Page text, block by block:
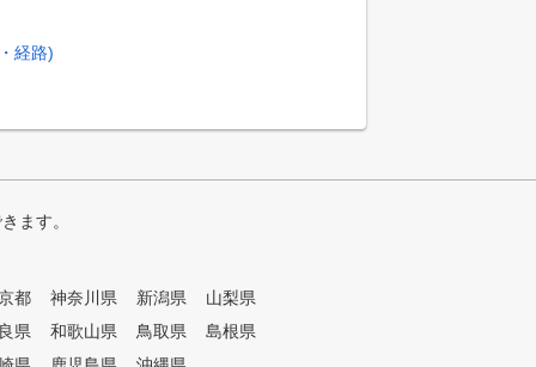
経路)
ます。
都 神奈川県 新潟県
山梨県
県
和歌山県 鳥取県
島根県